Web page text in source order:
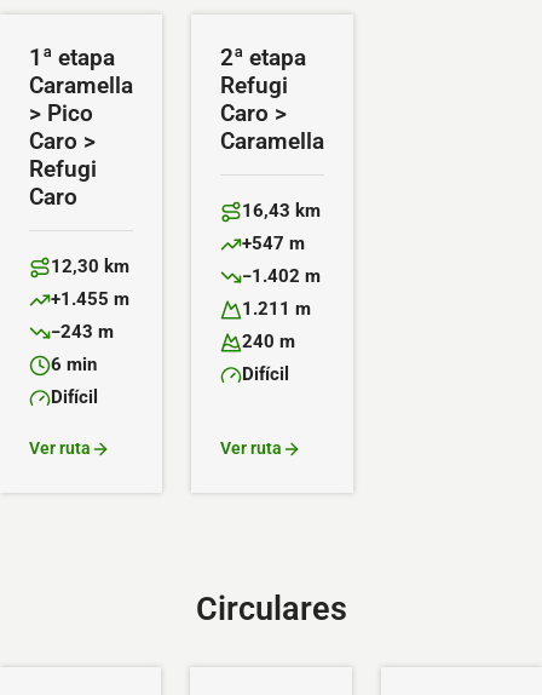
1ª etapa
Caramella
> Pico
Caro >
Refugi
Caro
Distancia:
12,30 km
Desnivel positivo:
+1.455 m
Desnivel negativo:
−243 m
Duración:
6 min
Dificultad:
Difícil
Ver ruta
2ª etapa
Refugi
Caro >
Caramella
Distancia:
16,43 km
Desnivel positivo:
+547 m
Desnivel negativo:
−1.402 m
Altitud máxima:
1.211 m
Altitud mínima:
240 m
Dificultad:
Difícil
Ver ruta
Circulares